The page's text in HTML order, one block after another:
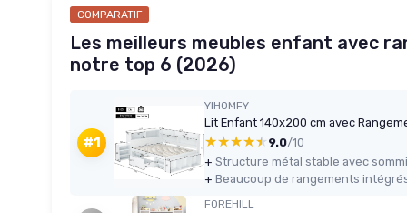
COMPARATIF
Les meilleurs meubles enfant avec
notre top 6 (2026)
#1
YIHOMFY
★★★★★
★★★★★ 9.0/10
+ Structure métal stable avec
+
FOREHILL